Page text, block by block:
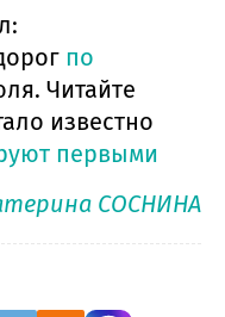
по
Читайте
известно
первыми
СОСНИНА